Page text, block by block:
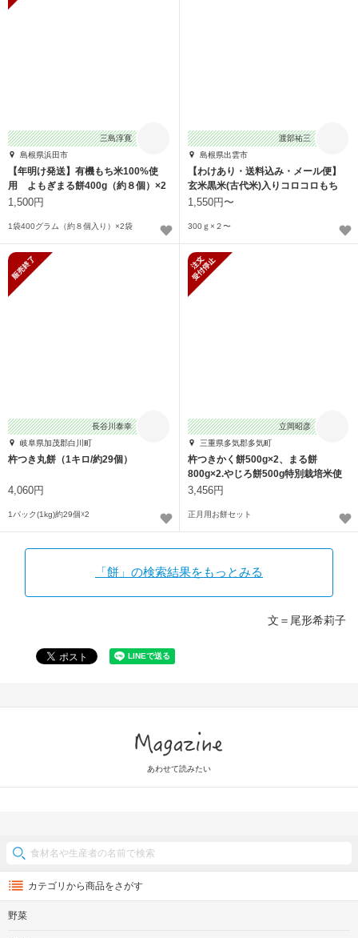
三島淳寛
島根県浜田市
【年明け発送】有機もち米100%使
用 よもぎまる餅400g（約８個）×2
1,500円
1袋400グラム（約８個入り）×2袋
渡部祐三
島根県出雲市
【わけあり・送料込み・メール便】
玄米黒米(古代米)入りコロコロもち
300ｇ×2
1,550円〜
300ｇ×２〜
長谷川泰幸
岐阜県加茂郡白川町
杵つき丸餅（1キロ/約29個）
4,060円
1パック(1kg)約29個☓2
立岡昭彦
三重県多気郡多気町
杵つきかく餅500g×2、まる餅
800g×2.やじろ餅500g特別栽培米使
用
3,456円
正月用お餅セット
「餅」の検索結果をもっとみる
文＝尾形希莉子
あわせて読みたい
カテゴリから商品をさがす
野菜